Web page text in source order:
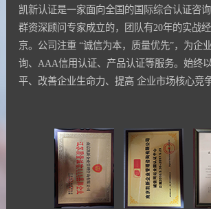
凯新认证是一家面向全国的国际综合认证咨
群资深顾问专家成立的，团队有20年的实战
京。公司注重 “诚信为本，质量优先”，为企
询、AAA信用认证、产品认证等服务。始终
平、改善企业生命力、提高 企业市场核心竞